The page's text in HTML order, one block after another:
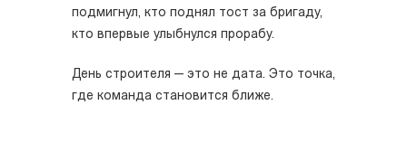
подмигнул, кто поднял тост за бригаду,
кто впервые улыбнулся прорабу.
День строителя — это не дата. Это точка,
где команда становится ближе.